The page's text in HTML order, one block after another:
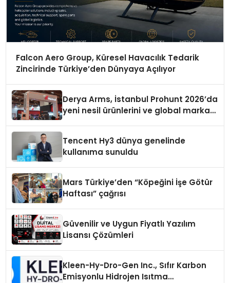
Falcon Aero Group, Küresel Havacılık Tedarik
Zincirinde Türkiye’den Dünyaya Açılıyor
Derya Arms, İstanbul Prohunt 2026’da
yeni nesil ürünlerini ve global marka
Tencent Hy3 dünya genelinde
kullanıma sunuldu
Mars Türkiye’den “Köpeğini İşe Götür
Haftası” çağrısı
Güvenilir ve Uygun Fiyatlı Yazılım
Lisansı Çözümleri
Kleen-Hy-Dro-Gen Inc., Sıfır Karbon
Emisyonlu Hidrojen Isıtma